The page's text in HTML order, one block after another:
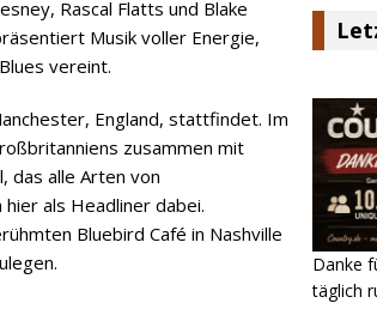
Rascal Flatts und Blake
Musik voller Energie,
vereint.
England, stattfindet. Im
zusammen mit
das alle Arten von
als Headliner dabei.
Bluebird Café in Nashville
Danke
täglich